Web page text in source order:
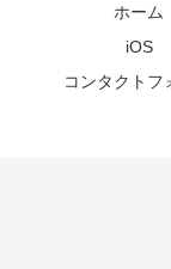
ホーム
iOS
コンタクトフ